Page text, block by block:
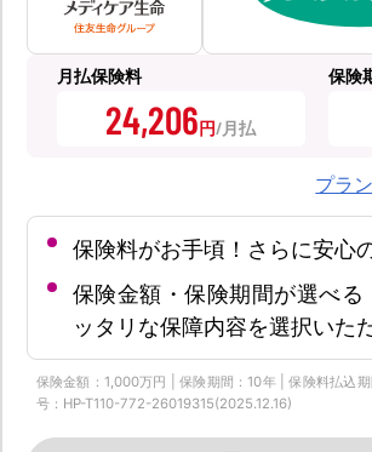
月払保険料
24,206円
保険
プラ
保険料がお手頃！さらに安心
保険金額・保険期間が選べる
ッタリな保障内容を選択いた
保険金額：1,000万円 | 保険期間：10年 | 保険料払込
号：HP-T110-772-26019315(2025.12.16)